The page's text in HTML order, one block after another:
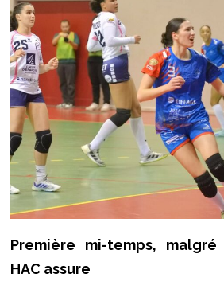
Première mi-temps,
HAC assure